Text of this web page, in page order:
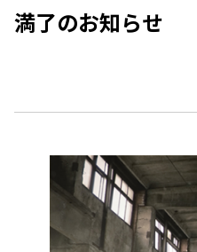
満了のお知らせ